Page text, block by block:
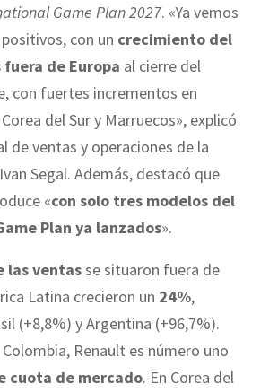
Game Plan 2027. «Ya vemos
con un crecimiento del
de Europa al cierre del
con fuertes incrementos en
del Sur y Marruecos», explicó
de ventas y operaciones de la
Segal. Además, destacó que
«con solo tres modelos del
Plan ya lanzados».
las ventasse situaron fuera de
Latina crecieron un 24%,
(+8,8%) y Argentina (+96,7%).
Renault es número uno
cuota de mercado. En Corea del